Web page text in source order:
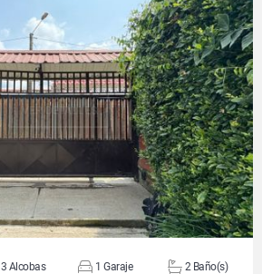
VER DETALLES
3 Alcobas 1 Garaje 2 Baño(s)